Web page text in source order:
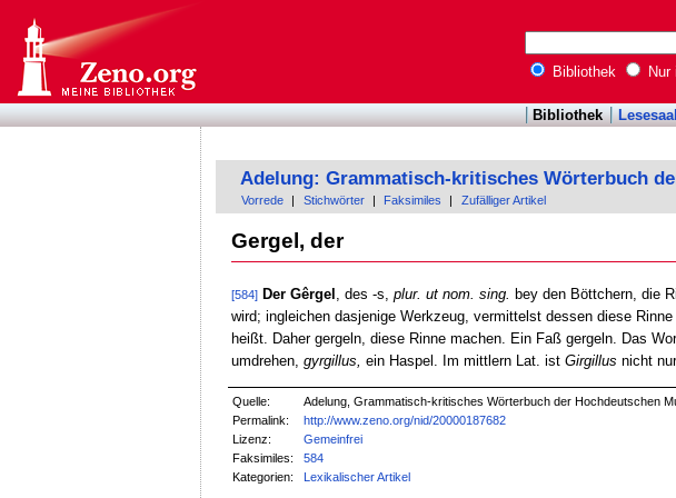
Bibliothek Nur
Bibliothek
Adelung: Grammatisch-kritisches Wörterbuch
Vorrede Stichwörter Faksimiles Zufälliger Artikel
Gergel, der
[584] Der Gêrgel , des -s, plur. ut nom. sing.
bey den Böttchern, die
wird; ingleichen dasjenige Werkzeug, vermittelst dessen diese
heißt. Daher gergeln, diese Rinne machen. Ein Faß gergeln. Das
umdrehen, gyrgillus, ein Haspel. Im mittlern Lat. ist Girgillus nicht
Quelle:
Adelung, Grammatisch-kritisches Wörterbuch der Hochdeutschen
Permalink:
http://www.zeno.org/nid/20000187682
Lizenz:
Gemeinfrei
Faksimiles:
584
Kategorien:
Lexikalischer Artikel